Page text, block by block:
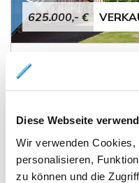
Diese Webseite
Wir verwenden
personalisieren,
zu können und die
625.000,- €
Gutsherrenhaus der
330 m²